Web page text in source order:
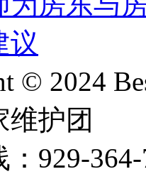
© 2024
维护团
：929-